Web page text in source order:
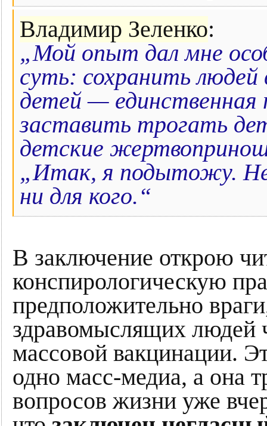
Владимир Зеленко:
„Мой опыт дал мне
суть: сохранить людей
детей —
заставить трогать
детские
„Итак, я подытожу.
ни для кого.“
В заключение открою
конспирологическую
предположительно
здравомыслящих людей
массовой вакцинации.
одно масс-медиа, а она
вопросов жизни уже